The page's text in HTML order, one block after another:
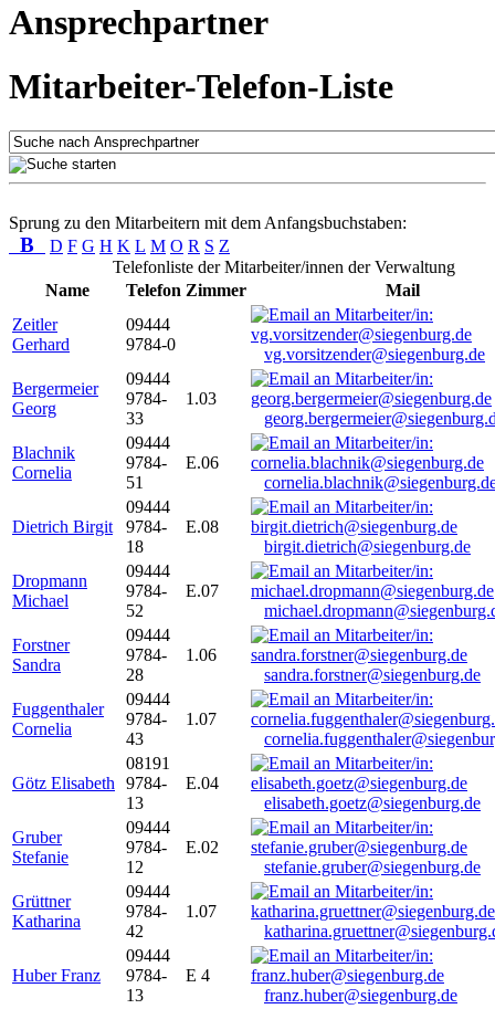
Ansprechpartner
Mitarbeiter-Telefon-Liste
Sprung zu den Mitarbeitern mit dem Anfangsbuchstaben:
B D F G H K L M O R S Z
Telefonliste der Mitarbeiter/innen der Verwaltung
Name
Telefon Zimmer
Mail
Zeitler
Gerhard
09444
9784-0
vg.vorsitzender@siegenburg.de
Bergermeier
Georg
09444
9784-
33
1.03
Blachnik
Cornelia
09444
9784-
51
E.06
Dietrich Birgit
09444
9784-
18
E.08
birgit.dietrich@siegenburg.de
Dropmann
Michael
09444
9784-
52
E.07
Forstner
Sandra
09444
9784-
28
1.06
sandra.forstner@siegenburg.de
Fuggenthaler
Cornelia
09444
9784-
43
1.07
Götz Elisabeth
08191
9784-
13
E.04
elisabeth.goetz@siegenburg.de
Gruber
Stefanie
09444
9784-
12
E.02
stefanie.gruber@siegenburg.de
Grüttner
Katharina
09444
9784-
42
1.07
Huber Franz
09444
9784-
13
E 4
franz.huber@siegenburg.de